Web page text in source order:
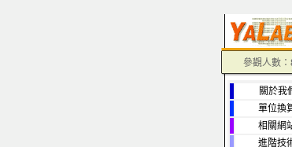
參觀人數
關於我
單位換
相關網
進階技